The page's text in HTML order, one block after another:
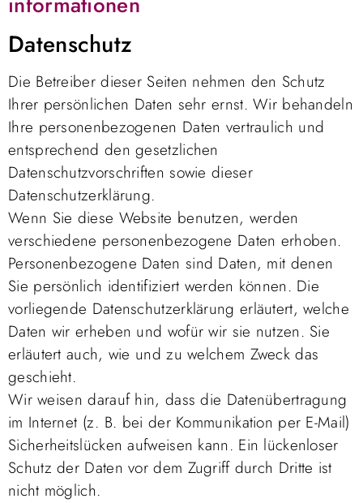
Datenschutz
Die Betreiber dieser Seiten nehmen den Schutz
Ihrer persönlichen Daten sehr ernst. Wir behandeln
Ihre personenbezogenen Daten vertraulich und
entsprechend den gesetzlichen
Datenschutzvorschriften sowie dieser
Datenschutzerklärung.
Wenn Sie diese Website benutzen, werden
verschiedene personenbezogene Daten erhoben.
Personenbezogene Daten sind Daten, mit denen
Sie persönlich identifiziert werden können. Die
vorliegende Datenschutzerklärung erläutert, welche
Daten wir erheben und wofür wir sie nutzen. Sie
erläutert auch, wie und zu welchem Zweck das
geschieht.
Wir weisen darauf hin, dass die Datenübertragung
im Internet (z. B. bei der Kommunikation per E-Mail)
Sicherheitslücken aufweisen kann. Ein lückenloser
Schutz der Daten vor dem Zugriff durch Dritte ist
nicht möglich.